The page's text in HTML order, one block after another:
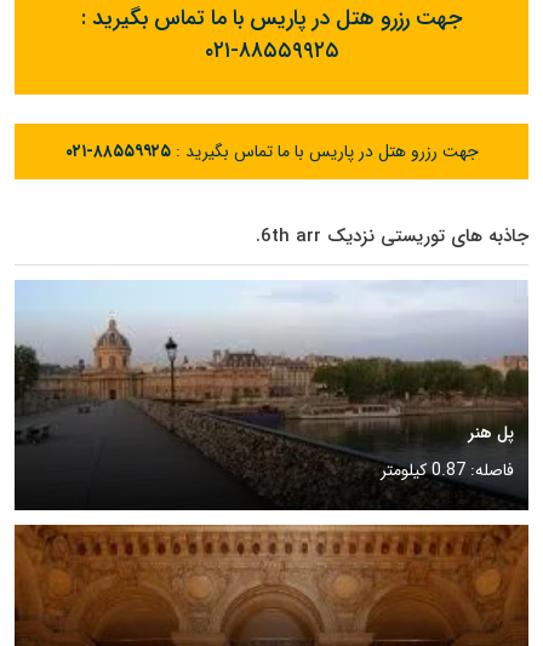
جهت رزرو هتل در پاریس با ما تماس بگیرید :
۰۲۱-۸۸۵۵۹۹۲۵
جهت رزرو هتل در پاریس با ما تماس بگیرید :۰۲۱-۸۸۵۵۹۹۲۵
جاذبه های توریستی نزدیک 6th arr.
پل هنر
فاصله: 0.87 کیلومتر